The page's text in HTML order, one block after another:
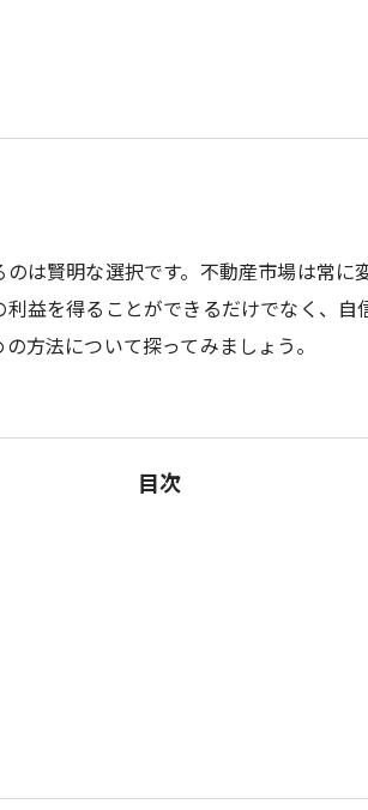
は賢明な選択です。不動産市場は常
益を得ることができるだけでなく、
方法について探ってみましょう。
目次